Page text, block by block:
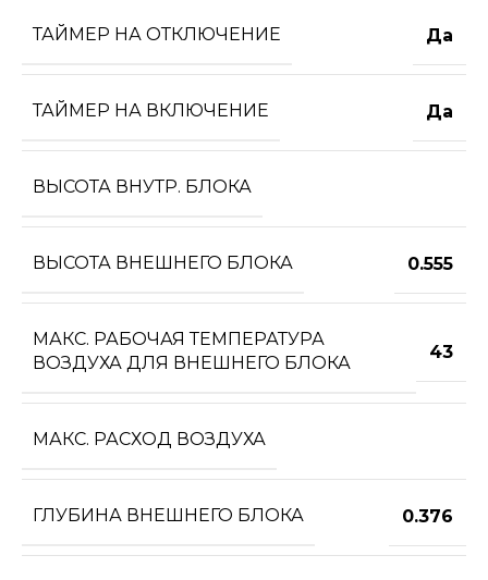
ТАЙМЕР НА ОТКЛЮЧЕНИЕ Да
ТАЙМЕР НА ВКЛЮЧЕНИЕ Да
ВЫСОТА ВНУТР. БЛОКА
ВЫСОТА ВНЕШНЕГО БЛОКА 0.555
МАКС. РАБОЧАЯ ТЕМПЕРАТУРА
ВОЗДУХА ДЛЯ ВНЕШНЕГО БЛОКА
43
МАКС. РАСХОД ВОЗДУХА
ГЛУБИНА ВНЕШНЕГО БЛОКА 0.376